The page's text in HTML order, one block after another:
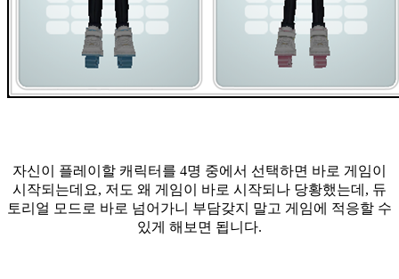
자신이 플레이할 캐릭터를 4명 중에서 선택하면 바로 게임이
시작되는데요, 저도 왜 게임이 바로 시작되나 당황했는데, 듀
토리얼 모드로 바로 넘어가니 부담갖지 말고 게임에 적응할 수
있게 해보면 됩니다.